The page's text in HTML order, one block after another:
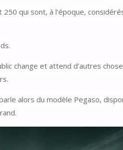
qui sont, à l’époque,
change et attend d’autres
alors du modèle Pegaso,